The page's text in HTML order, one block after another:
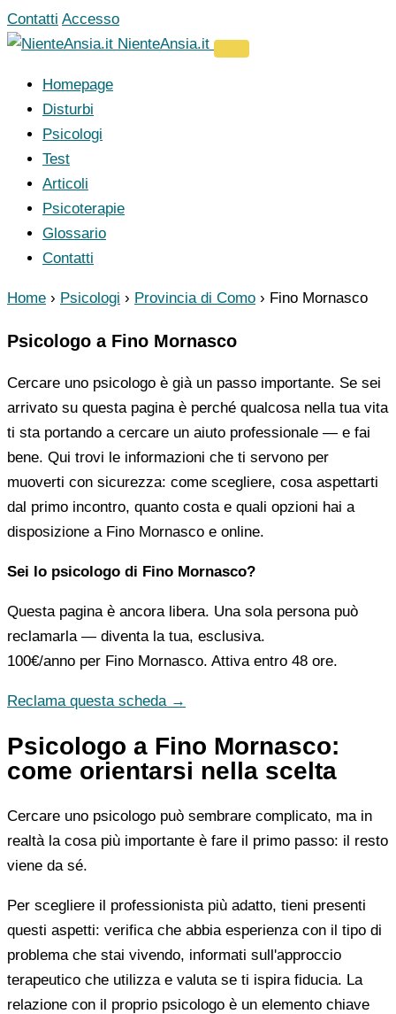
Vai
al
Contatti Accesso
NienteAnsia.it
Homepage
Disturbi
Psicologi
Test
Articoli
Psicoterapie
Glossario
Contatti
Home › Psicologi › Provincia di Como › Fino Mornasco
Psicologo a Fino Mornasco
Cercare uno psicologo è già un passo importante. Se sei
arrivato su questa pagina è perché qualcosa nella tua vita
ti sta portando a cercare un aiuto professionale — e fai
bene. Qui trovi le informazioni che ti servono per
muoverti con sicurezza: come scegliere, cosa aspettarti
dal primo incontro, quanto costa e quali opzioni hai a
disposizione a Fino Mornasco e online.
Sei lo psicologo di Fino Mornasco?
Questa pagina è ancora libera. Una sola persona può
reclamarla — diventa la tua, esclusiva.
100€/anno per Fino Mornasco. Attiva entro 48 ore.
Reclama questa scheda →
Psicologo a Fino Mornasco:
come orientarsi nella scelta
Cercare uno psicologo può sembrare complicato, ma in
realtà la cosa più importante è fare il primo passo: il resto
viene da sé.
Per scegliere il professionista più adatto, tieni presenti
questi aspetti: verifica che abbia esperienza con il tipo di
problema che stai vivendo, informati sull'approccio
terapeutico che utilizza e valuta se ti ispira fiducia. La
relazione con il proprio psicologo è un elemento chiave